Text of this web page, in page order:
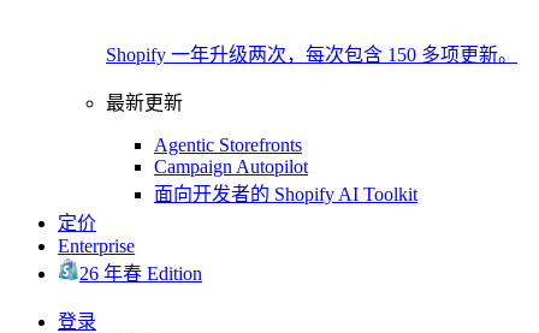
Shopify 一年升级两次，每次包含 150 多项更新。
最新更新
Agentic Storefronts
Campaign Autopilot
面向开发者的 Shopify AI Toolkit
定价
Enterprise
26 年春 Edition
登录